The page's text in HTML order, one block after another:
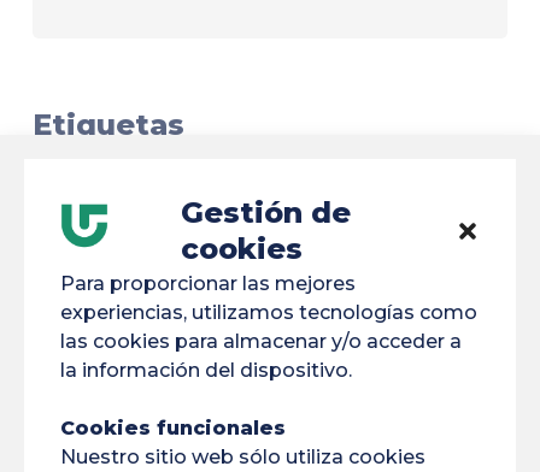
Gestión de
cookies
Para proporcionar las mejores
experiencias, utilizamos tecnologías como
las cookies para almacenar y/o acceder a
la información del dispositivo.
Cookies funcionales
Nuestro sitio web sólo utiliza cookies
Etiquetas
BIS Construcción
Bélem Cambio Climático Concurso
Conferencia COP30 Cordón Umbilical